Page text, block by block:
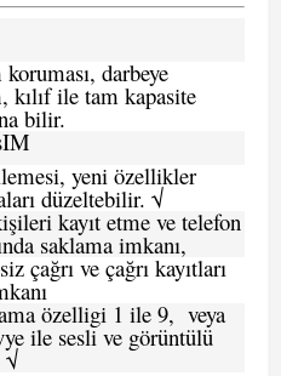
darbeye
kılıf ile tam kapasite
bilir.
yeni özellikler
düzeltebilir. √
kayıt etme ve telefon
saklama imkanı,
çağrı ve çağrı kayıtları
özelligi 1 ile 9, veya
ile sesli ve görüntülü
√